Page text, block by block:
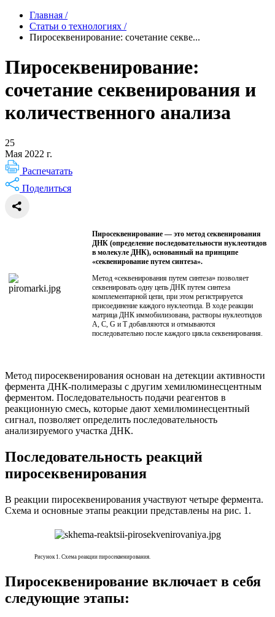
Главная /
Статьи о технологиях /
Пиросеквенирование: сочетание секве...
Пиросеквенирование:
сочетание секвенирования и
количественного анализа
25
Мая 2022 г.
Распечатать
Поделиться
Пиросеквенирование — это метод секвенирования
ДНК (определение последовательности нуклеотидов
в молекуле ДНК), основанный на принципе
«секвенирование путем синтеза».
Метод «секвенирования путем синтеза» позволяет
секвенировать одну цепь ДНК путем синтеза
комплементарной цепи, при этом регистрируется
присоединение каждого нуклеотида. В ходе реакции
матрица ДНК иммобилизована, растворы нуклеотидов
A, C, G и T добавляются и отмываются
последовательно после каждого цикла секвенирования.
Метод пиросеквенирования основан на детекции активности
фермента ДНК-полимеразы с другим хемилюминесцентным
ферментом. Последовательность подачи реагентов в
реакционную смесь, которые дают хемилюминесцентный
сигнал, позволяет определить последовательность
анализируемого участка ДНК.
Последовательность реакций
пиросеквенирования
В реакции пиросеквенирования участвуют четыре фермента.
Схема и основные этапы реакции представлены на рис. 1.
Рисунок 1. Схема реакции пиросеквенирования.
Пиросеквенирование включает в себя
следующие этапы: